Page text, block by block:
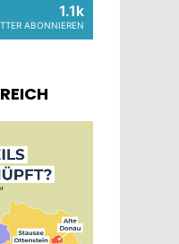
1.1k
ABONNIEREN